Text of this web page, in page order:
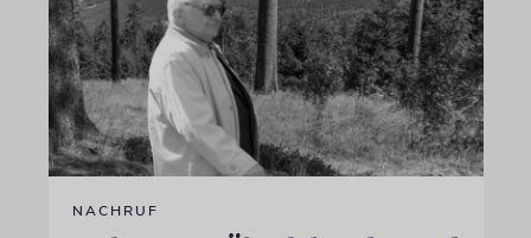
NACHRUF